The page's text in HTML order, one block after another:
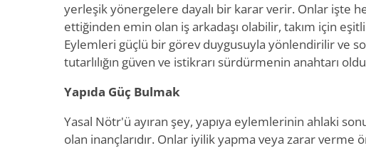
yerleşik yönergelere dayalı bir karar verir. Onlar işte
ettiğinden emin olan iş arkadaşı olabilir, takım için
Eylemleri güçlü bir görev duygusuyla yönlendirilir ve
tutarlılığın güven ve istikrarı sürdürmenin anahtarı
Yapıda Güç Bulmak
Yasal Nötr'ü ayıran şey, yapıya eylemlerinin ahlaki
olan inançlarıdır. Onlar iyilik yapma veya zarar verme